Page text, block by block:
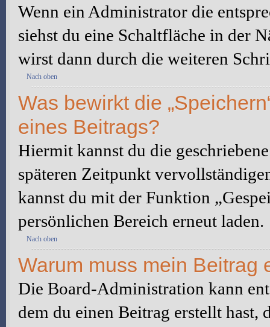
Wenn ein Administrator die
siehst du eine Schaltfläche in der
wirst dann durch die weiteren
Nach oben
Was bewirkt die
eines Beitrags?
Hiermit kannst du die
späteren Zeitpunkt
kannst du mit der Funktion
persönlichen Bereich erneut laden.
Nach oben
Warum muss mein Beitrag
Die Board-Administration kann
dem du einen Beitrag erstellt hast,